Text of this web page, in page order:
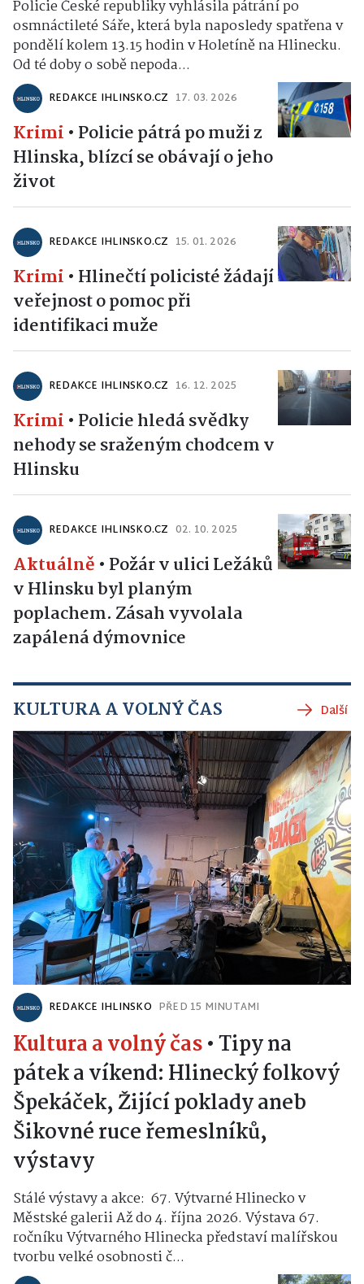
Policie České republiky vyhlásila pátrání po
osmnáctileté Sáře, která byla naposledy spatřena v
pondělí kolem 13.15 hodin v Holetíně na Hlinecku.
Od té doby o sobě nepoda...
REDAKCE IHLINSKO.CZ 17. 03. 2026
Krimi • Policie pátrá po muži z
Hlinska, blízcí se obávají o jeho
život
REDAKCE IHLINSKO.CZ 15. 01. 2026
Krimi • Hlinečtí policisté žádají
veřejnost o pomoc při
identifikaci muže
REDAKCE IHLINSKO.CZ 16. 12. 2025
Krimi • Policie hledá svědky
nehody se sraženým chodcem v
Hlinsku
REDAKCE IHLINSKO.CZ 02. 10. 2025
Aktuálně • Požár v ulici Ležáků
v Hlinsku byl planým
poplachem. Zásah vyvolala
zapálená dýmovnice
KULTURA A VOLNÝ ČAS Další
REDAKCE IHLINSKO PŘED 15 MINUTAMI
Kultura a volný čas• Tipy na
pátek a víkend: Hlinecký folkový
Špekáček, Žijící poklady aneb
Šikovné ruce řemeslníků,
výstavy
Stálé výstavy a akce: 67. Výtvarné Hlinecko v
Městské galerii Až do 4. října 2026. Výstava 67.
ročníku Výtvarného Hlinecka představí malířskou
tvorbu velké osobnosti č...